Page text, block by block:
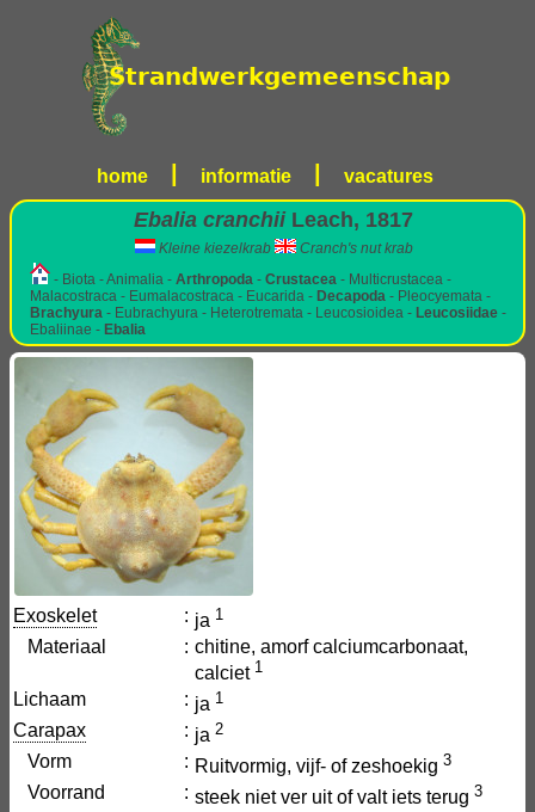
home informatie vacatures
Ebalia cranchiiLeach, 1817
Kleine kiezelkrab
Cranch's nut krab
- Biota - Animalia - Arthropoda - Crustacea - Multicrustacea -
Malacostraca - Eumalacostraca - Eucarida - Decapoda - Pleocyemata -
Brachyura - Eubrachyura - Heterotremata - Leucosioidea - Leucosiidae -
Ebaliinae - Ebalia
Exoskelet : ja 1
Materiaal : chitine, amorf calciumcarbonaat,
calciet 1
Lichaam : ja 1
Carapax : ja 2
Vorm : Ruitvormig, vijf- of zeshoekig 3
Voorrand : steek niet ver uit of valt iets terug 3